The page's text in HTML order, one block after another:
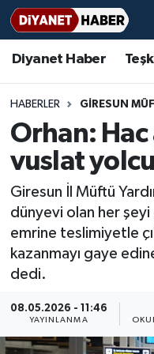
Diyanet Haber
HABERLER GIRESUN
Orhan: Hac
vuslat
Giresun İl Müftü
dünyevi olan her şeyi
emrine teslimiyetle
kazanmayı gaye
dedi.
08.05.2026 - 11:46
YAYINLANMA
Diyanet Haber
Teşkilat
Adana Müftülüğü
Adıyaman
Afyonkarahisar
Ağrı Müftülüğü
Aksaray
Amasya
Ankara Müftülüğü
Antalya
Gündem
#Keşfet
Bir Ayet
Bir Hikaye
Biyografiler
Dini kavramlar
Diyanet Bilgi
Diyanet Takvimi
Dualar
Hadislerle İslam
Basında Bugün
DİYANET eKİTAP
Diyanet Dergi
Aile Dergisi
Aylık Dergi
TDV
İmam Hatip
Başmakale
Hadis-i Şerifler
Hayat Okumaları
Nöbetçi
Hava Durumu
Ankara Namaz
Trafik Durumu
Süper Lig Puan
Tüm Manşetler
Son Dakika
Haber Arşivi